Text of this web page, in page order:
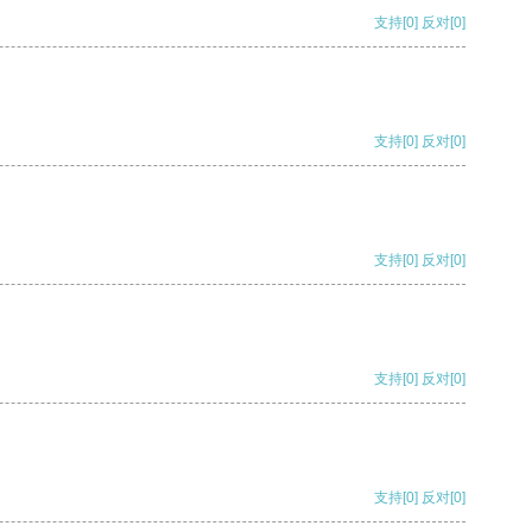
支持[0] 反对[0]
支持[0] 反对[0]
支持[0] 反对[0]
支持[0] 反对[0]
支持[0] 反对[0]